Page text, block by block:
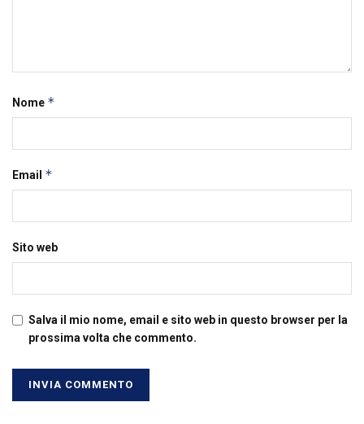
Nome *
Email *
Sito web
Salva il mio nome, email e sito web in questo browser per la
prossima volta che commento.